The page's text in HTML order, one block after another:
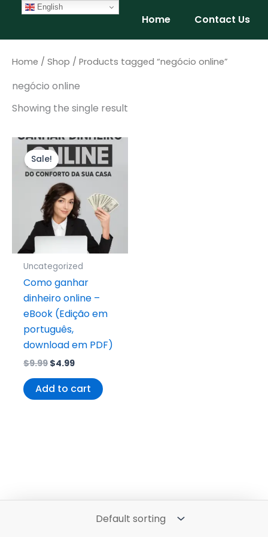
content
Home Contact Us
Home / Shop / Products tagged “negócio online”
negócio online
Showing the single result
Sale!
Uncategorized
Como ganhar
dinheiro online –
eBook (Edição em
português,
download em PDF)
$9.99
Original
price
was:
$9.99.
$4.99
Current
price
is:
$4.99.
Add to cart
English